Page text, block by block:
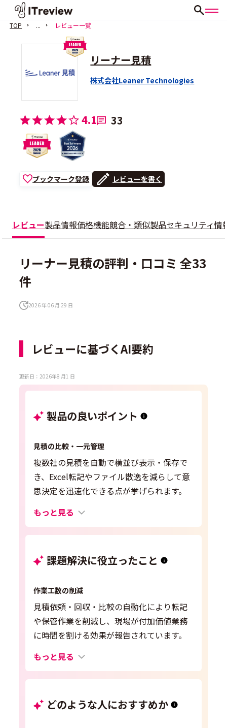
TOP ... レビュー一覧
リーナー見積
株式会社Leaner Technologies
4.1 33
ブックマーク登録 レビューを書く
レビュー製品情報価格機能競合・類似製品セキュリティ情
リーナー見積の評判・口コミ 全33
件
2026 年 06 月 29 日
レビューに基づくAI要約
更新日：2026年8 月1 日
製品の良いポイント
見積の比較・一元管理
複数社の見積を自動で横並び表示・保存で
き、Excel転記やファイル散逸を減らして意
思決定を迅速化できる点が挙げられます。
もっと見る
課題解決に役立ったこと
作業工数の削減
見積依頼・回収・比較の自動化により転記
や保管作業を削減し、現場が付加価値業務
に時間を割ける効果が報告されています。
もっと見る
どのような人におすすめか